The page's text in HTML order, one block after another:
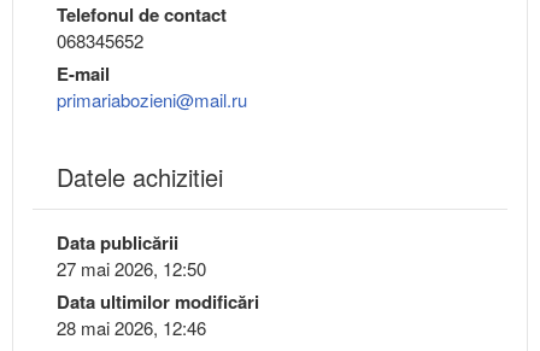
Telefonul de contact
068345652
E-mail
primariabozieni@mail.ru
Datele achizitiei
Data publicării
27 mai 2026, 12:50
Data ultimilor modificări
28 mai 2026, 12:46